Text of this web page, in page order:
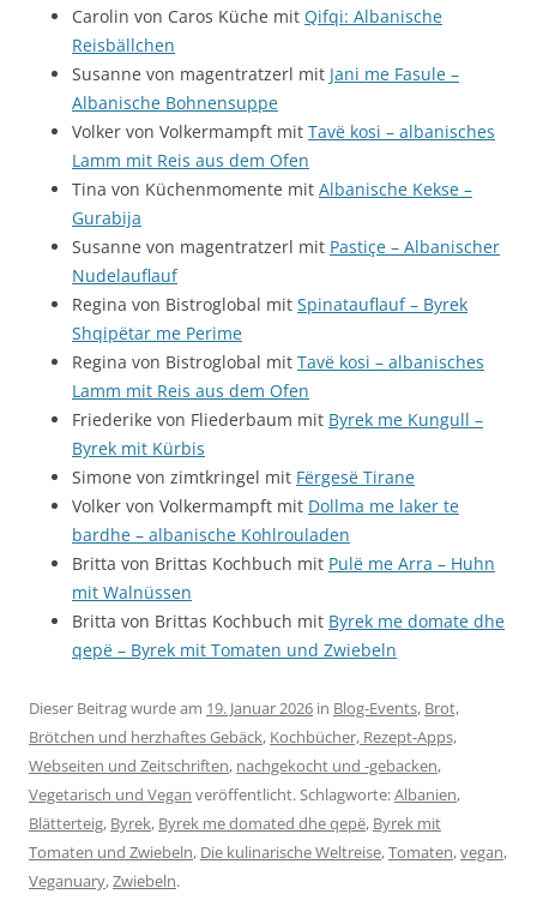
Carolin von Caros Küche mit Qifqi: Albanische
Reisbällchen
Susanne von magentratzerl mit Jani me Fasule –
Albanische Bohnensuppe
Volker von Volkermampft mit Tavë kosi – albanisches
Lamm mit Reis aus dem Ofen
Tina von Küchenmomente mit Albanische Kekse –
Gurabija
Susanne von magentratzerl mit Pastiçe – Albanischer
Nudelauflauf
Regina von Bistroglobal mit Spinatauflauf – Byrek
Shqipëtar me Perime
Regina von Bistroglobal mit Tavë kosi – albanisches
Lamm mit Reis aus dem Ofen
Friederike von Fliederbaum mit Byrek me Kungull –
Byrek mit Kürbis
Simone von zimtkringel mit Fërgesë Tirane
Volker von Volkermampft mit Dollma me laker te
bardhe – albanische Kohlrouladen
Britta von Brittas Kochbuch mit Pulë me Arra – Huhn
mit Walnüssen
Britta von Brittas Kochbuch mit Byrek me domate dhe
qepë – Byrek mit Tomaten und Zwiebeln
Dieser Beitrag wurde am 19. Januar 2026 in Blog-Events, Brot,
Brötchen und herzhaftes Gebäck, Kochbücher, Rezept-Apps,
Webseiten und Zeitschriften, nachgekocht und -gebacken,
Vegetarisch und Vegan veröffentlicht. Schlagworte:Albanien,
Blätterteig, Byrek, Byrek me domated dhe qepë, Byrek mit
Tomaten und Zwiebeln, Die kulinarische Weltreise,Tomaten,vegan,
Veganuary,Zwiebeln.